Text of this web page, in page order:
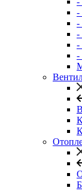
-
-
-
-
-